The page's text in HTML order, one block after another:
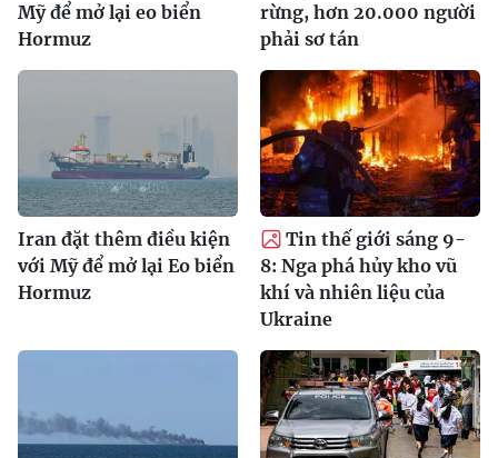
Mỹ để mở lại eo biển
Hormuz
rừng, hơn 20.000 người
phải sơ tán
Iran đặt thêm điều kiện
với Mỹ để mở lại Eo biển
Hormuz
Tin thế giới sáng 9-
8: Nga phá hủy kho vũ
khí và nhiên liệu của
Ukraine